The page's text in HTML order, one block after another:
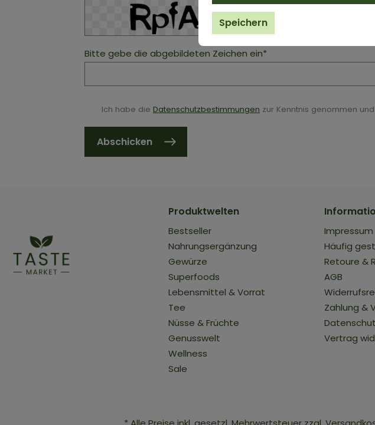
Bitte gebe die abgebildeten Zeichen ein*
Ich habe die Datenschutzbestimmungen zur Kenntnis genommen
Abschicken
Produktwelten
Bestseller
Nahrungsergänzung
Gewürze
Superfoods
Lebensmittel & Vorrat
Tee
Nüsse & Früchte
Genusswelt
Wellness
Sale
Impressum
Häufig
Retoure &
AGB
Zahlung &
Vertrag
Speichern